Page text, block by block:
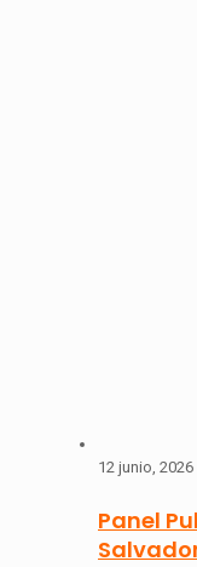
12 junio, 2026
Panel